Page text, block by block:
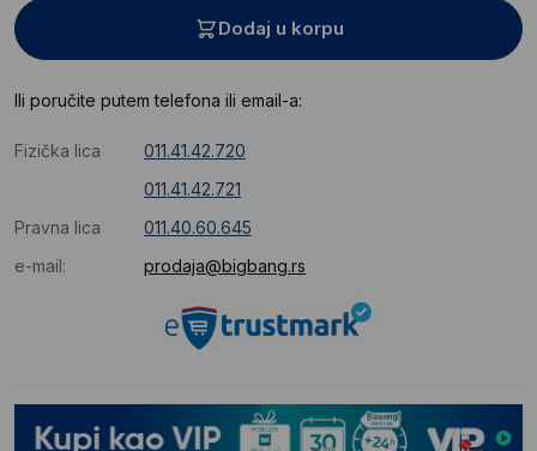
Dodaj u korpu
Ili poručite putem telefona ili email-a:
Fizička lica
011.41.42.720
011.41.42.721
Pravna lica
011.40.60.645
e-mail:
prodaja@bigbang.rs